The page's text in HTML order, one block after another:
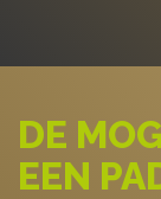
DE
EEN